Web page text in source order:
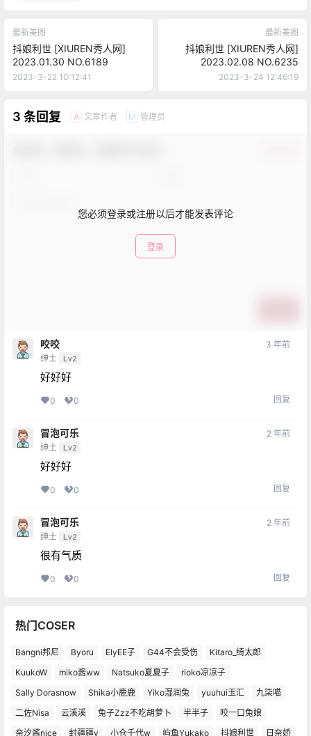
最新美图
抖娘利世 [XIUREN秀人网]
2023.01.30 NO.6189
2023-3-22 10:12:41
最新美图
抖娘利世 [XIUREN秀人网]
2023.02.08 NO.6235
2023-3-24 12:46:19
3 条回复 A 文章作者 M 管理员
您必须登录或注册以后才能发表评论
登录
咬咬
绅士 Lv2
3 年前
好好好
0 0 回复
冒泡可乐
绅士 Lv2
2 年前
好好好
0 0 回复
冒泡可乐
绅士 Lv2
2 年前
很有气质
0 0 回复
热门COSER
Bangni邦尼 Byoru ElyEE子 G44不会受伤
Kitaro_绮太郎
KuukoW
miko酱ww Natsuko夏夏子
rioko凉凉子
Sally Dorasnow
Shika小鹿鹿 Yiko湿润兔 yuuhui玉汇
九柒喵
二佐Nisa
云溪溪 兔子Zzz不吃胡萝卜 半半子
咬一口兔娘
奈汐酱nice
封疆疆v 小仓千代w 屿鱼Yukako 抖娘利世 日奈娇